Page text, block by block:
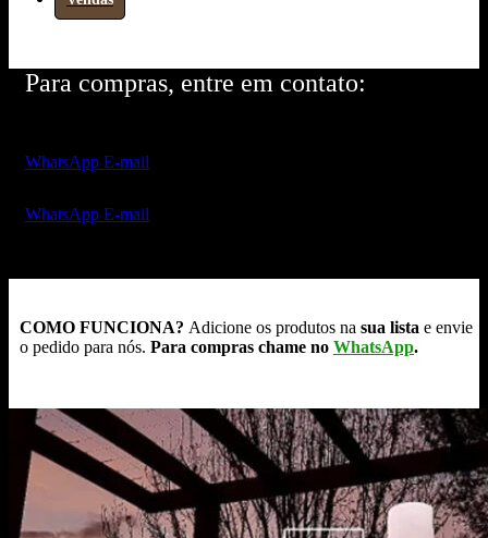
Para compras, entre em contato:
WhatsApp E-mail
WhatsApp E-mail
COMO FUNCIONA? Adicione os produtos na sua lista e envie
o pedido para nós. Para compras chame no WhatsApp.